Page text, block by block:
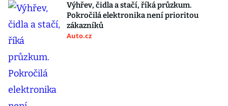
Výhřev, čidla a stačí, říká průzkum.
Pokročilá elektronika není prioritou
zákazníků
Auto.cz